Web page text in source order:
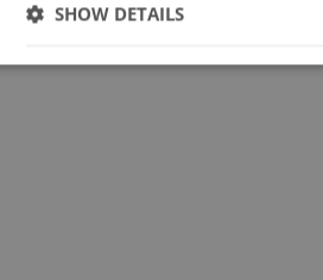
SHOW DETAILS